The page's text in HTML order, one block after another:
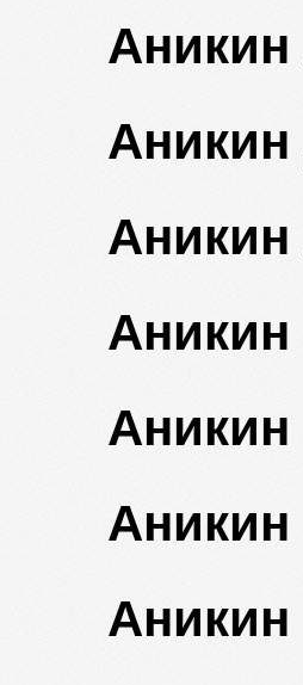
Аникин
Аникин
Аникин
Аникин
Аникин
Аникин
Аникин